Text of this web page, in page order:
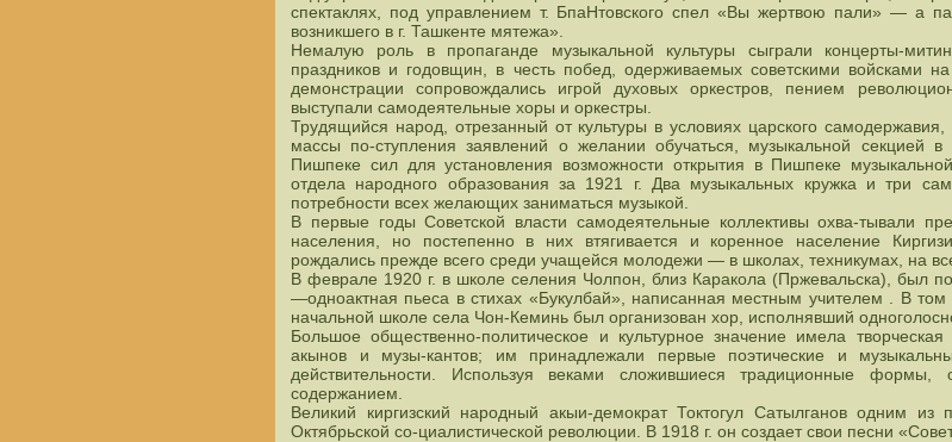
спектаклях, под управлением т. БпаНтовского спел «Вы жертвою пали» — а
возникшего в г. Ташкенте мятежа».
Немалую роль в пропаганде музыкальной культуры сыграли концерты-
праздников и годовщин, в честь побед, одерживаемых советскими войсками
демонстрации сопровождались игрой духовых оркестров, пением
выступали самодеятельные хоры и оркестры.
Трудящийся народ, отрезанный от культуры в условиях царского самодержавия,
массы по-ступления заявлений о желании обучаться, музыкальной секцией
Пишпеке сил для установления возможности открытия в Пишпеке
отдела народного образования за 1921 г. Два музыкальных кружка и три
потребности всех желающих заниматься музыкой.
В первые годы Советской власти самодеятельные коллективы охва-тывали
населения, но постепенно в них втягивается и коренное население
рождались прежде всего среди учащейся молодежи — в школах, техникумах, на
В феврале 1920 г. в школе селения Чолпон, близ Каракола (Пржевальска), был
—одноактная пьеса в стихах «Букулбай», написанная местным учителем . В
начальной школе села Чон-Кеминь был организован хор, исполнявший
Большое общественно-политическое и культурное значение имела
акынов и музы-кантов; им принадлежали первые поэтические и
действительности. Используя веками сложившиеся традиционные
содержанием.
Великий киргизский народный акыи-демократ Токтогул Сатылганов одним
Октябрьской со-циалистической революции. В 1918 г. он создает свои песни